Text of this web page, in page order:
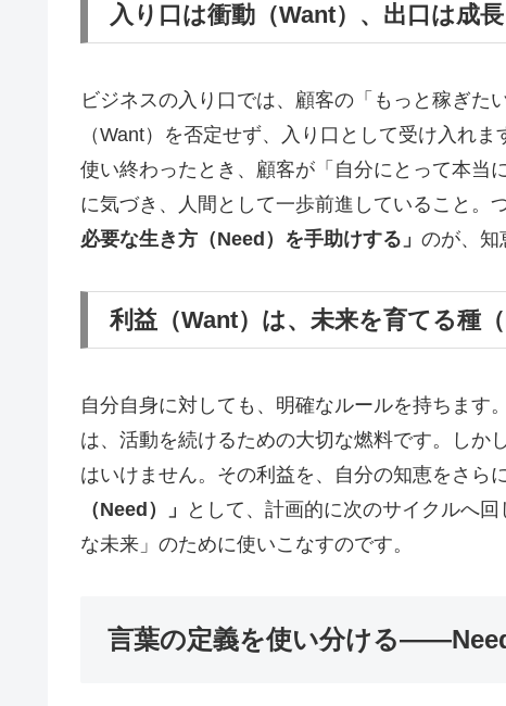
入り口は衝動（Want）、出口は成長
ビジネスの入り口では、顧客の「もっと稼ぎた
（Want）を否定せず、入り口として受け入れ
使い終わったとき、顧客が「自分にとって本当
に気づき、人間として一歩前進していること。つ
必要な生き方（Need）を手助けする」 のが、知
利益（Want）は、未来を育てる種
自分自身に対しても、明確なルールを持ちます
は、活動を続けるための大切な燃料です。しか
はいけません。その利益を、自分の知恵をさら
（Need）」
として、計画的に次のサイクルへ
な未来」のために使いこなすのです。
言葉の定義を使い分ける